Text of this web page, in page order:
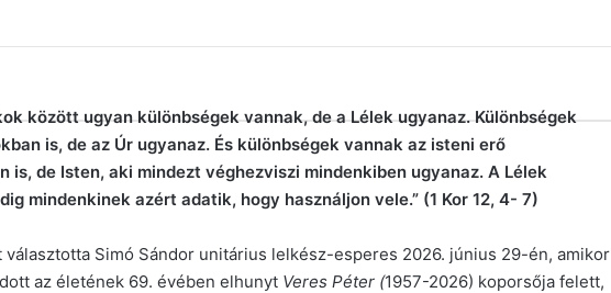
között ugyan különbségek vannak, de a Lélek ugyanaz. Különbségek
is, de az Úr ugyanaz. És különbségek vannak az isteni erő
is, de Isten, aki mindezt véghezviszi mindenkiben ugyanaz. A Lélek
mindenkinek azért adatik, hogy használjon vele.” (1 Kor 12, 4- 7)
választotta Simó Sándor unitárius lelkész-esperes 2026. június 29-én, amikor
az életének 69. évében elhunyt Veres Péter (1957-2026) koporsőja felett,